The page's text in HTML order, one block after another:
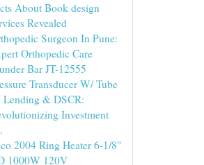
About Book design
Revealed
Surgeon In Pune:
Orthopedic Care
Bar JT-12555
Transducer W/ Tube
& DSCR:
Investment
2004 Ring Heater 6-1/8"
1000W 120V